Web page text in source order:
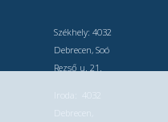
Székhely: 4032
Debrecen, Soó
Rezső u. 21.
Iroda: 4032